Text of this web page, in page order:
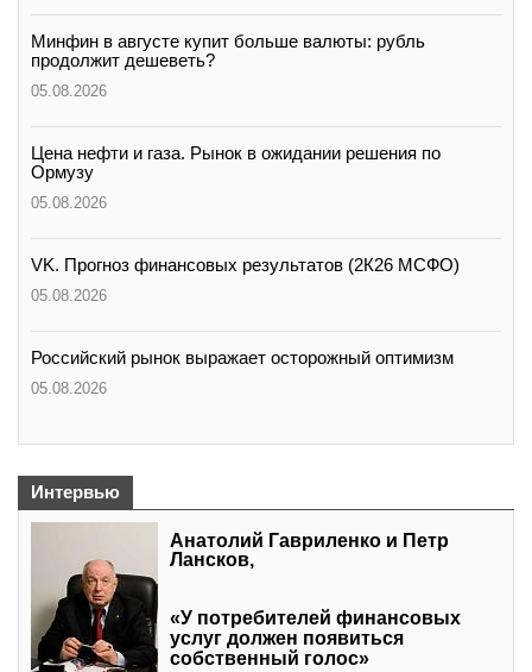
Минфин в августе купит больше валюты: рубль
продолжит дешеветь?
05.08.2026
Цена нефти и газа. Рынок в ожидании решения по
Ормузу
05.08.2026
VK. Прогноз финансовых результатов (2К26 МСФО)
05.08.2026
Российский рынок выражает осторожный оптимизм
05.08.2026
Интервью
Анатолий Гавриленко и Петр
Лансков,
«У потребителей финансовых
услуг должен появиться
собственный голос»